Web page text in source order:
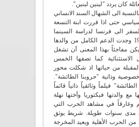
كان يردد "لينين لينين".
الى الشهال السند الانساني
حتى اذا قررت ابنة التسعة
الى فرنسا لدراسة السينما
في العام 1972 وجدت الدعم الكامل من والدها
مفاجئاً بهذا المعنى أن تشغل
الاستثنائية كما تصفها الخمس
من حياتها اذ شكلت محور
خصوصية وذاتية "حروبنا الطائشة".
فيلماً وثائقياً ذاتياً قائماً
مع والدتها فيكتوريا وأختها نهلة
وغارقاً في مشاهد الحرب التي
مدى سنوات طويلة. شريط يوثق
من الحرب الأهلية ويعيد المخرجة